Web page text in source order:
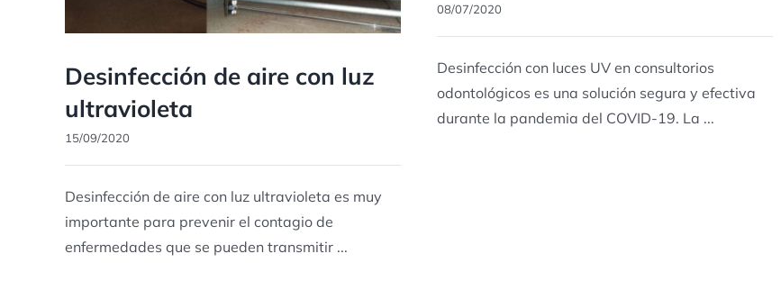
Desinfección de aire con luz
ultravioleta
15/09/2020
Desinfección de aire con luz ultravioleta es muy
importante para prevenir el contagio de
enfermedades que se pueden transmitir ...
08/07/2020
Desinfección con luces UV en consultorios
odontológicos es una solución segura y efectiva
durante la pandemia del COVID-19. La ...